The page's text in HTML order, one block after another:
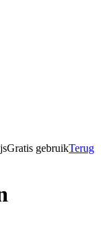
Gratis gebruikTerug